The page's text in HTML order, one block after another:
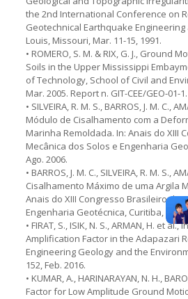
the 2nd International Conference on
Geotechnical Earthquake Engineering
Louis, Missouri, Mar. 11-15, 1991.
• ROMERO, S. M. & RIX, G. J., Ground
Soils in the Upper Mississippi
of Technology, School of Civil and
Mar. 2005. Report n. GIT-CEE/GEO-01-
• SILVEIRA, R. M. S., BARROS, J. M. C.,
Módulo de Cisalhamento com a
Marinha Remoldada. In: Anais do XIII
Mecânica dos Solos e Engenharia
Ago. 2006.
• BARROS, J. M. C., SILVEIRA, R. M. S.,
Cisalhamento Máximo de uma Argila
Anais do XIII Congresso Brasileiro de
Engenharia Geotécnica, Curitiba,
• FIRAT, S., ISIK, N. S., ARMAN, H. et
Amplification Factor in the Adapazari
Engineering Geology and the
152, Feb. 2016.
• KUMAR, A., HARINARAYAN, N. H.,
Factor for Low Amplitude Ground